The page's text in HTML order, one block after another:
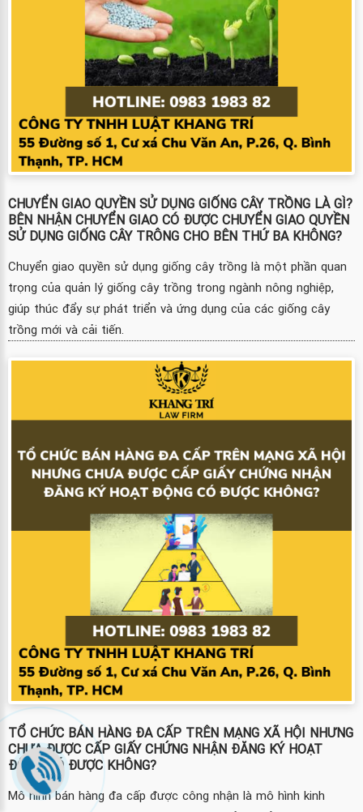
CHUYỂN GIAO QUYỀN SỬ DỤNG GIỐNG CÂY TRỒNG LÀ GÌ?
BÊN NHẬN CHUYỂN GIAO CÓ ĐƯỢC CHUYỂN GIAO QUYỀN
SỬ DỤNG GIỐNG CÂY TRÔNG CHO BÊN THỨ BA KHÔNG?
Chuyển giao quyền sử dụng giống cây trồng là một phần quan
trọng của quản lý giống cây trồng trong ngành nông nghiệp,
giúp thúc đẩy sự phát triển và ứng dụng của các giống cây
trồng mới và cải tiến.
TỔ CHỨC BÁN HÀNG ĐA CẤP TRÊN MẠNG XÃ HỘI NHƯNG
CHƯA ĐƯỢC CẤP GIẤY CHỨNG NHẬN ĐĂNG KÝ HOẠT
ĐỘNG CÓ ĐƯỢC KHÔNG?
Mô hình bán hàng đa cấp được công nhận là mô hình kinh